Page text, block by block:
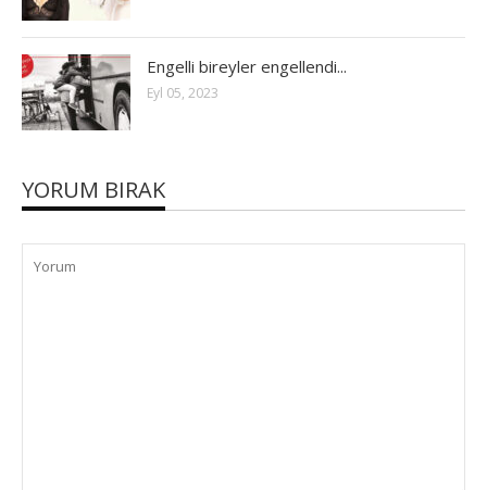
Engelli bireyler engellendi...
Eyl 05, 2023
YORUM BIRAK